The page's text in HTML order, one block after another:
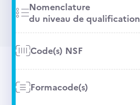
Nomenclature
du niveau de qualification
Code(s) NSF
Formacode(s)